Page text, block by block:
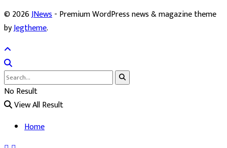
© 2026JNews- Premium WordPress news & magazine theme
byJegtheme.
No Result
View All Result
Home